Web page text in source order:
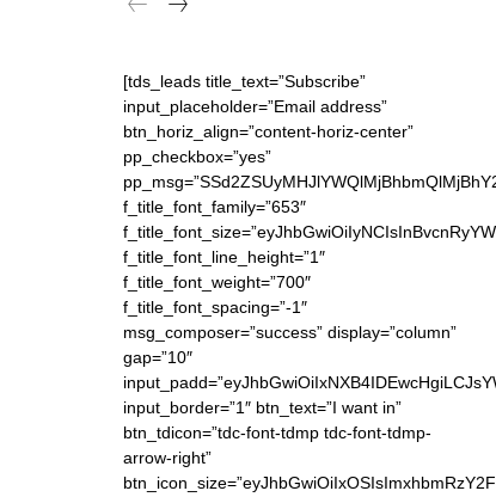
[tds_leads title_text=”Subscribe”
input_placeholder=”Email address”
btn_horiz_align=”content-horiz-center”
pp_checkbox=”yes”
f_title_font_family=”653″
f_title_font_line_height=”1″
f_title_font_weight=”700″
f_title_font_spacing=”-1″
msg_composer=”success” display=”column”
gap=”10″
input_border=”1″ btn_text=”I want in”
btn_tdicon=”tdc-font-tdmp tdc-font-tdmp-
arrow-right”